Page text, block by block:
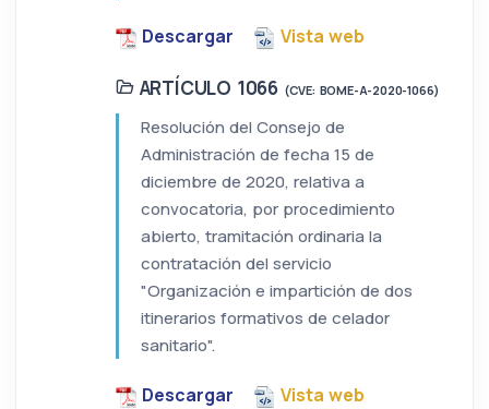
Descargar Vista web
ARTÍCULO 1066 (CVE: BOME-A-2020-1066)
Resolución del Consejo de
Administración de fecha 15 de
diciembre de 2020, relativa a
convocatoria, por procedimiento
abierto, tramitación ordinaria la
contratación del servicio
"Organización e impartición de dos
itinerarios formativos de celador
sanitario".
Descargar Vista web